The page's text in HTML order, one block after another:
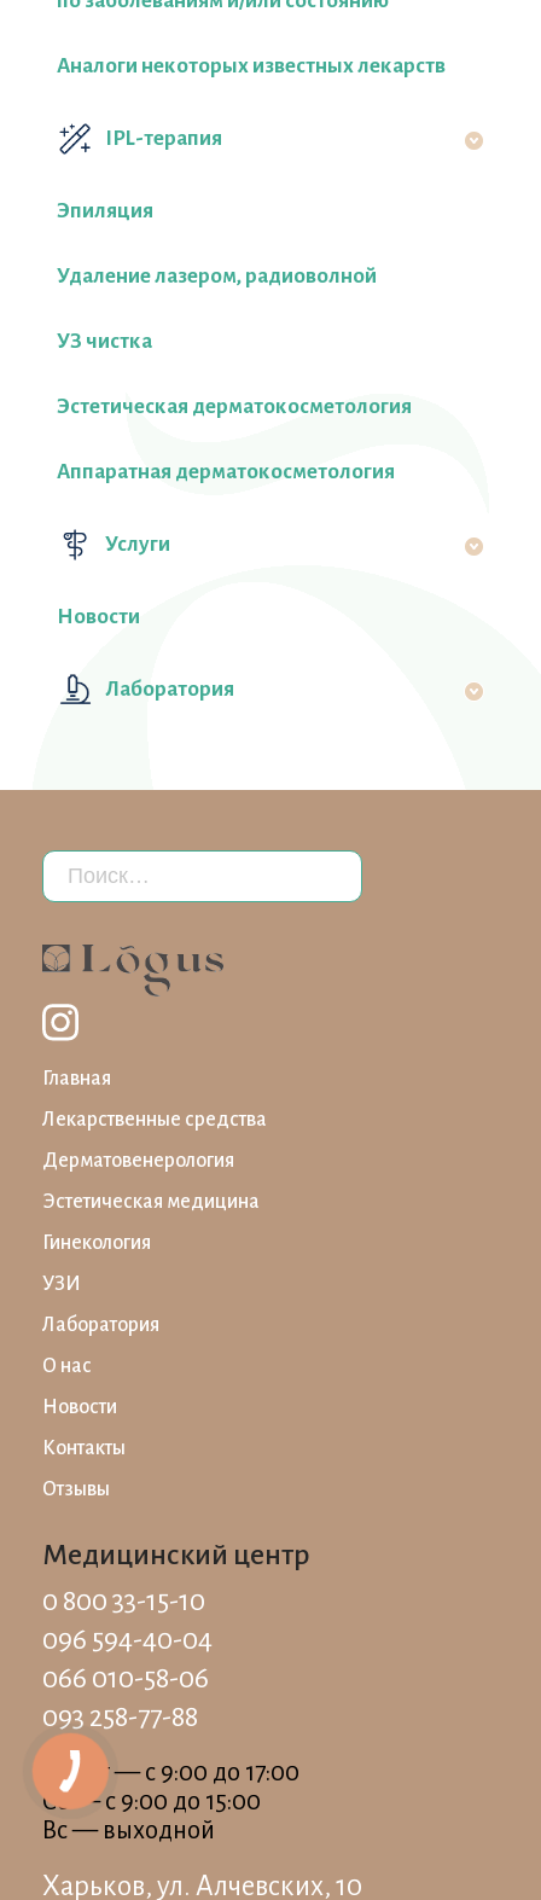
Аналоги некоторых известных лекарств
IPL-терапия
Эпиляция
Удаление лазером, радиоволной
УЗ чистка
Эстетическая дерматокосметология
Аппаратная дерматокосметология
Услуги
Новости
Лаборатория
Главная
Лекарственные средства
Дерматовенерология
Эстетическая медицина
Гинекология
УЗИ
Лаборатория
О нас
Новости
Контакты
Отзывы
Медицинский центр
0 800 33-15-10
096 594-40-04
066 010-58-06
093 258-77-88
Пн-Пт — c 9:00 до 17:00
Сб — c 9:00 до 15:00
Вс — выходной
Харьков, ул. Алчевских, 10